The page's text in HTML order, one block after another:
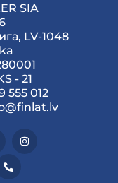
SIA
LV-1048
- 21
555 012